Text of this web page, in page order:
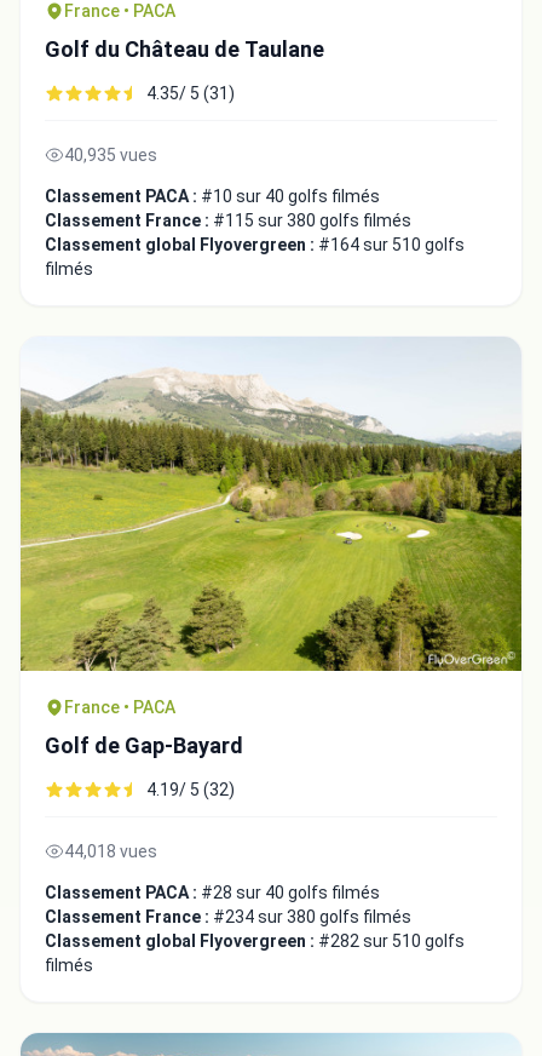
France • PACA
Golf du Château de Taulane
4.35/ 5 (31)
40,935 vues
Classement PACA : #10 sur 40 golfs filmés
Classement France : #115 sur 380 golfs filmés
Classement global Flyovergreen : #164 sur 510 golfs
filmés
France • PACA
Golf de Gap-Bayard
4.19/ 5 (32)
44,018 vues
Classement PACA : #28 sur 40 golfs filmés
Classement France : #234 sur 380 golfs filmés
Classement global Flyovergreen : #282 sur 510 golfs
filmés